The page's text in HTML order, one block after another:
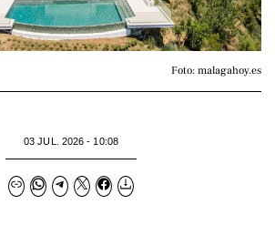
Foto: malagahoy.es
03 JUL. 2026 - 10:08